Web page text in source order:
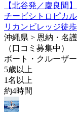
【北谷発／慶良間
チービシトロピカ
リカンビレッジ徒
沖縄県 > 恩納・名
（口コミ募集中）
ボート・クルーザ
5歳以上
1名以上
約4時間